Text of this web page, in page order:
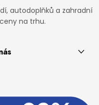
autodoplňků a zahradní
na trhu.